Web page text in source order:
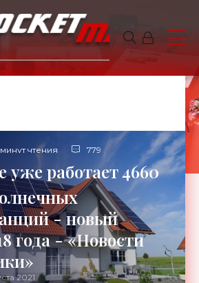
чтения 779
уже работает 4660
- новый
года - «Новости
2021